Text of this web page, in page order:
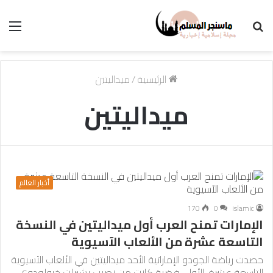
الرئيسية/ميداليتين
ميداليتين
أخبار العالم
islamic
0
170
الإمارات تمنح العرب أول ميداليتين في النسخة
التاسعة عشرة من الألعاب الآسيوية
حصدت رياضة الجودو الإماراتية الأحد ميداليتين في الألعاب الآسيوية